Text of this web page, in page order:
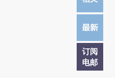
订阅
电邮